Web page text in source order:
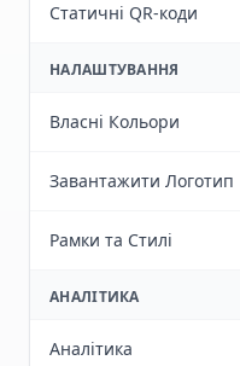
Статичні QR-коди
НАЛАШТУВАННЯ
Власні Кольори
Завантажити Логотип
Рамки та Стилі
АНАЛІТИКА
Аналітика